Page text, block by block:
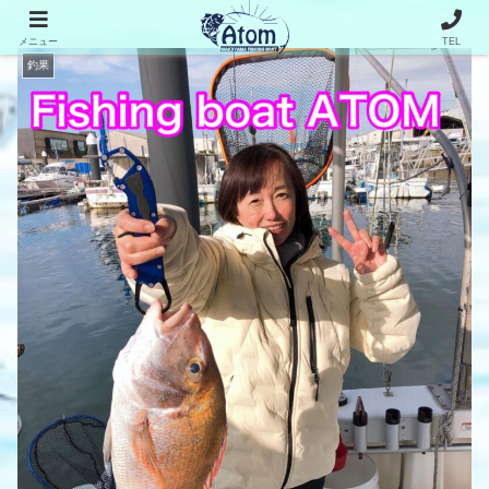
釣果
メニュー TEL